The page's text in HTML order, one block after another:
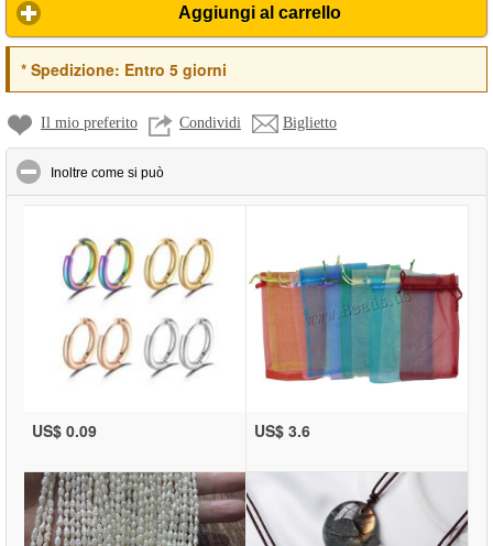
Aggiungi al carrello
*Spedizione: Entro 5 giorni
Il mio preferito Condividi Biglietto
Inoltre come si può
US$ 0.09 US$ 3.6